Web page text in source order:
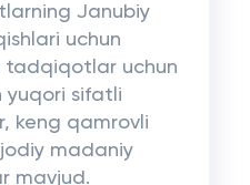
Janubiy
uchun
tadqiqotlar uchun
yuqori sifatli
keng qamrovli
madaniy
mavjud.